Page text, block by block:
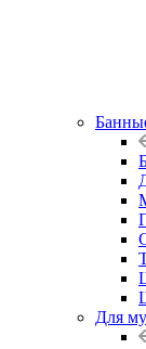
Для